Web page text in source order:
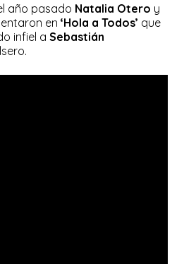
año pasado Natalia Otero y
en‘Hola a Todos’ que
infiel aSebastián